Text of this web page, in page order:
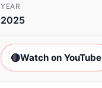
YEAR
2025
🔴Watch on YouTube